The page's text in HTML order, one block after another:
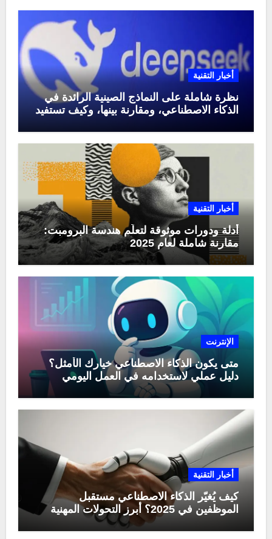
أخبار التقنية
نظرة شاملة على النماذج الصينية الرائدة في
الذكاء الاصطناعي، ومقارنة بينها، وكيف تستفيد
أخبار التقنية
أدلة ودورات موثوقة لتعلّم هندسة البرومبت:
مقارنة شاملة لعام 2025
الإنترنت
متى يكون الذكاء الاصطناعي خيارك الأمثل؟
دليل عملي لاستخدامه في العمل اليومي
أخبار التقنية
كيف يُغيّر الذكاء الاصطناعي مستقبل
الموظفين في 2025؟ أبرز التحولات المهنية